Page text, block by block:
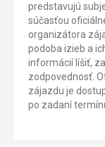
predstavujú
súčasťou
organizátora
podoba izieb a
informácií líšiť,
zodpovednosť.
zájazdu je
po zadaní